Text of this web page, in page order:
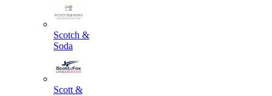
Scotch &
Soda
Scott &